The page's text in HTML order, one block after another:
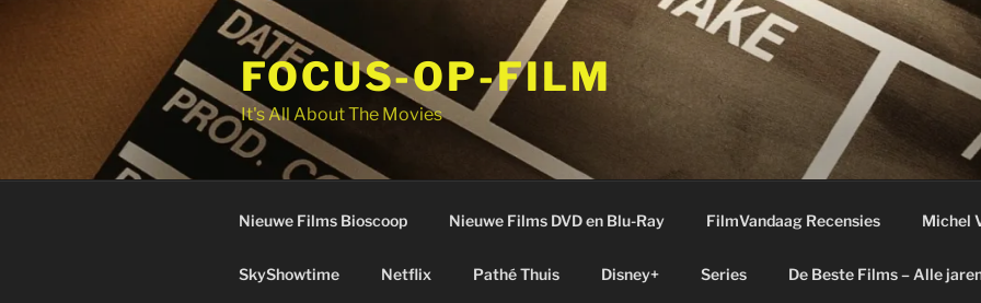
FOCUS-OP-FILM
It's All About The Movies
Nieuwe Films Bioscoop Nieuwe Films DVD en Blu-Ray FilmVandaag Recensies Michel
SkyShowtime Netflix Pathé Thuis Disney+ Series De Beste Films – Alle